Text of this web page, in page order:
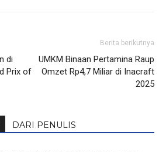
di
Prix of
Berita berikutnya
UMKM Binaan Pertamina Raup
Omzet Rp4,7 Miliar di Inacraft
2025
DARI PENULIS